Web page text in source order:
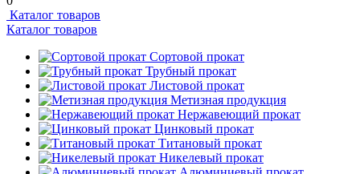
Каталог товаров
Каталог товаров
Сортовой прокат
Трубный прокат
Листовой прокат
Метизная продукция
Нержавеющий прокат
Цинковый прокат
Титановый прокат
Никелевый прокат